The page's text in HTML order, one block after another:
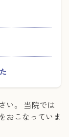
い。 当院では
おこなっていま